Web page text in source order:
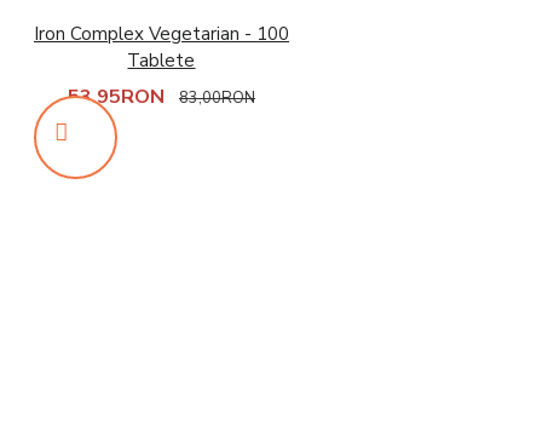
Iron Complex Vegetarian - 100
Tablete
53,95RON 83,00RON